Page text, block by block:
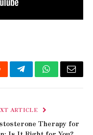
TelegramWhatsApp
Email
ARTICLE
Therapy for